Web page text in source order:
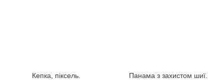
Кепка, піксель.
Панама з захистом шиї.